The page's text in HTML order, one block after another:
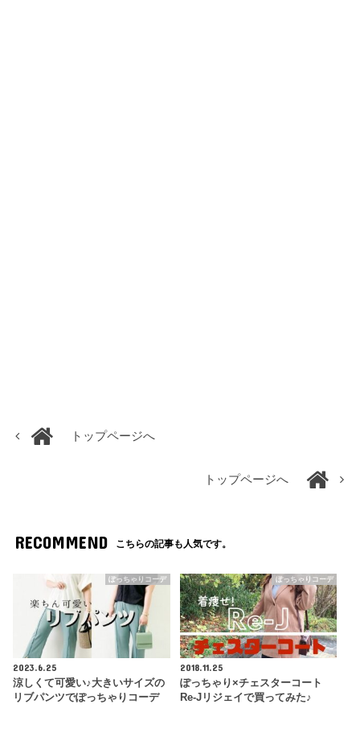
トップページへ
トップページへ
RECOMMEND こちらの記事も人気です。
ぽっちゃりコーデ
2023.6.25
涼しくて可愛い♪大きいサイズの
リブパンツでぽっちゃりコーデ
ぽっちゃりコーデ
2018.11.25
ぽっちゃり×チェスターコート
Re-Jリジェイで買ってみた♪